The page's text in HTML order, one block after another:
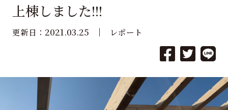
上棟しました!!!
更新日： 2021.03.25 レポート